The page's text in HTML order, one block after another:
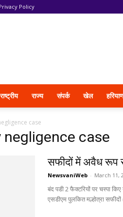
Policy
राष्ट्रीय राज्य संपर्क खेल
case
negligence case
सफीदों में अवैध रूप
NewsvaniWeb - March 11,
बंद पडी 2 फैक्टरियों पर चस्पा
एसडीएम पुलकित मल्होत्रा